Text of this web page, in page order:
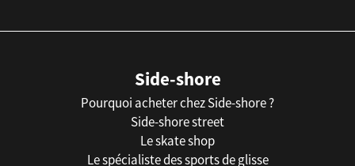
Side-shore
Pourquoi acheter chez Side-shore ?
Side-shore street
Le skate shop
Le spécialiste des sports de glisse